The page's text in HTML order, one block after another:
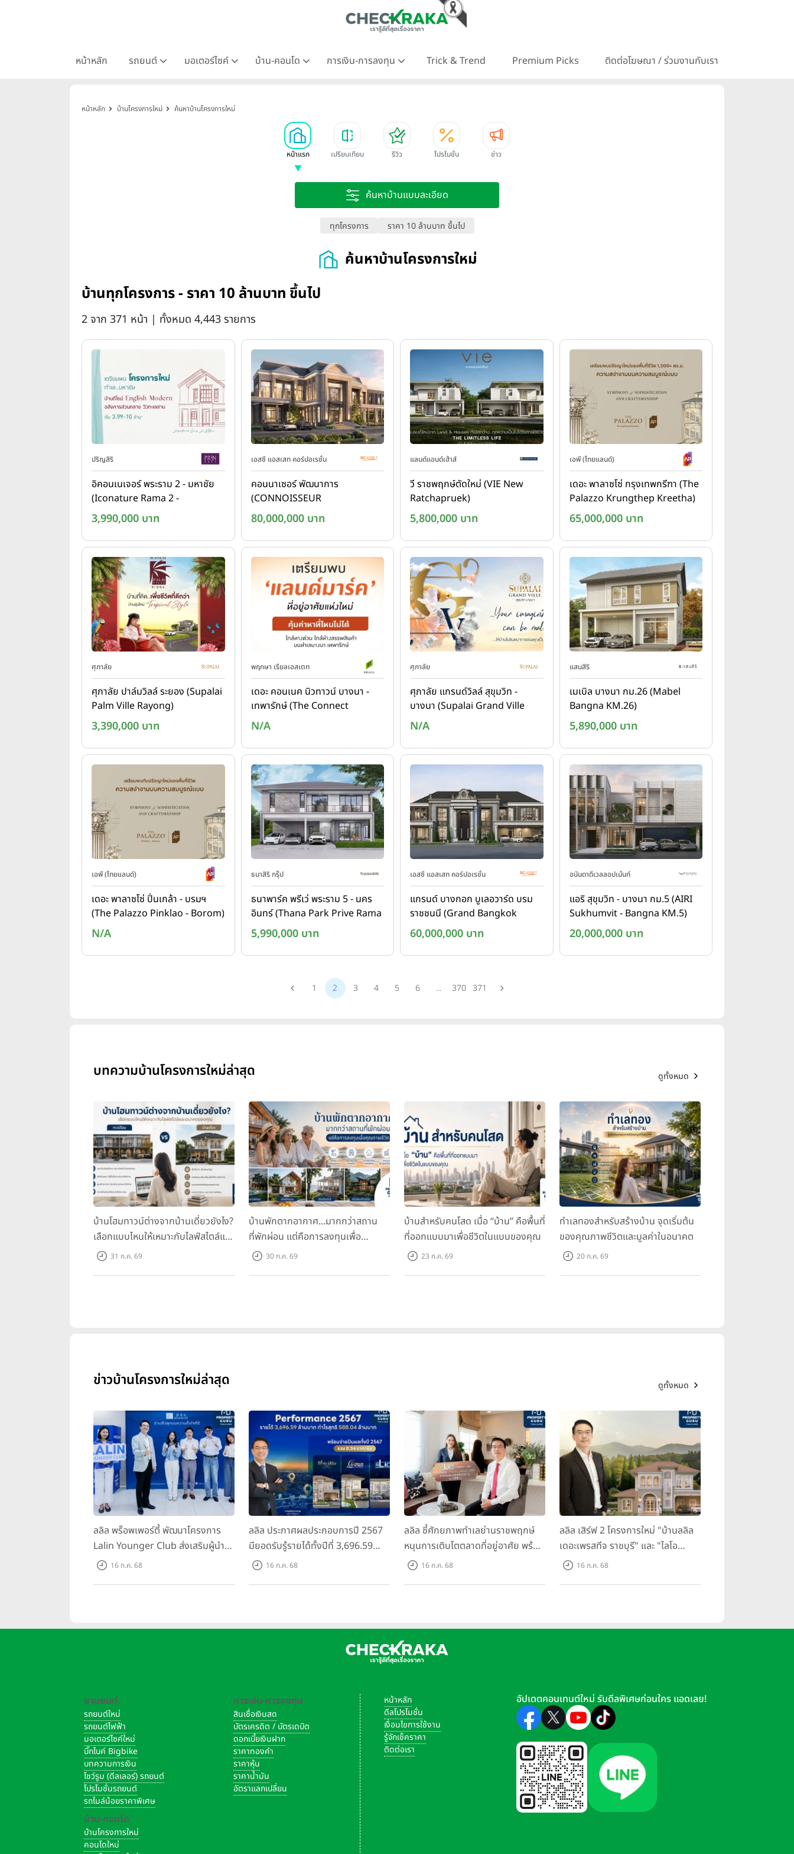
หน้าหลัก รถยนต์ มอเตอร์ไซค์ บ้าน-คอนโด การเงิน-การลงทุน Trick & Trend Premium Picks ติดต่อโฆษณา / ร่วมงานกับเรา
หน้าหลัก บ้านโครงการใหม่ ค้นหาบ้านโครงการใหม่
หน้าแรก เปรียบเทียบ รีวิว โปรโมชั่น ข่าว
ค้นหาบ้านแบบละเอียด
ทุกโครงการ ราคา 10 ล้านบาท ขึ้นไป
ค้นหาบ้านโครงการใหม่
บ้านทุกโครงการ - ราคา 10 ล้านบาท ขึ้นไป
2 จาก 371 หน้า | ทั้งหมด 4,443 รายการ
ปริญสิริ
อิคอนเนเจอร์ พระราม 2 - มหาชัย
(Iconature Rama 2 -
Mahachai)
3,990,000 บาท
เอสซี แอสเสท คอร์ปอเรชั่น
คอนนาเซอร์ พัฒนาการ
(CONNOISSEUR
Phatthanakan)
80,000,000 บาท
แลนด์แอนด์เฮ้าส์
วี ราชพฤกษ์ตัดใหม่ (VIE New
Ratchapruek)
5,800,000 บาท
เอพี (ไทยแลนด์)
เดอะ พาลาซโซ่ กรุงเทพกรีฑา (The
Palazzo Krungthep Kreetha)
65,000,000 บาท
ศุภาลัย
ศุภาลัย ปาล์มวิลล์ ระยอง (Supalai
Palm Ville Rayong)
3,390,000 บาท
พฤกษา เรียลเอสเตท
เดอะ คอนเนค นิวทาวน์ บางนา -
เทพารักษ์ (The Connect
Neutown Bangna -
Thepharak)
N/A
ศุภาลัย
ศุภาลัย แกรนด์วิลล์ สุขุมวิท -
บางนา (Supalai Grand Ville
Sukhumvit - Bangna)
N/A
แสนสิริ
เมเบิล บางนา กม.26 (Mabel
Bangna KM.26)
5,890,000 บาท
เอพี (ไทยแลนด์)
เดอะ พาลาซโซ่ ปิ่นเกล้า - บรมฯ
(The Palazzo Pinklao - Borom)
N/A
ธนาสิริ กรุ๊ป
ธนาพาร์ค พรีเว่ พระราม 5 - นคร
อินทร์ (Thana Park Prive Rama
5 - Nakhon In)
5,990,000 บาท
เอสซี แอสเสท คอร์ปอเรชั่น
แกรนด์ บางกอก บูเลอวาร์ด บรม
ราชชนนี (Grand Bangkok
Boulevard
Borommaratchachonnani)
60,000,000 บาท
อนันดาดีเวลลอปเม้นท์
แอริ สุขุมวิท - บางนา กม.5 (AIRI
Sukhumvit - Bangna KM.5)
20,000,000 บาท
1 2 3 4 5 6 ... 370 371
บทความบ้านโครงการใหม่ล่าสุด ดูทั้งหมด
บ้านโฮมทาวน์ต่างจากบ้านเดี่ยวยังไง?
เลือกแบบไหนให้เหมาะกับไลฟ์สไตล์และ
อนาคตของคุณ
31 ก.ค. 69
บ้านพักตากอากาศ...มากกว่าสถาน
ที่พักผ่อน แต่คือการลงทุนเพื่อ
คุณภาพชีวิต
30 ก.ค. 69
บ้านสำหรับคนโสด เมื่อ “บ้าน” คือพื้นที่
ที่ออกแบบมาเพื่อชีวิตในแบบของคุณ
23 ก.ค. 69
ทำเลทองสำหรับสร้างบ้าน จุดเริ่มต้น
ของคุณภาพชีวิตและมูลค่าในอนาคต
20 ก.ค. 69
ข่าวบ้านโครงการใหม่ล่าสุด ดูทั้งหมด
ลลิล พร็อพเพอร์ตี้ พัฒนาโครงการ
Lalin Younger Club ส่งเสริมผู้นำ
รุ่นใหม่ พัฒนาองค์กรสู่อนาคต
16 ก.ค. 68
ลลิล ประกาศผลประกอบการปี 2567
มียอดรับรู้รายได้ทั้งปีที่ 3,696.59
ล้านบาท กำไรสุทธิ 588.04 ล้านบาท
16 ก.ค. 68
ลลิล ชี้ศักยภาพทำเลย่านราชพฤกษ์
หนุนการเติบโตตลาดที่อยู่อาศัย พร้อม
เปิดตัวโครงการใหม่ "ไลโอ
16 ก.ค. 68
ลลิล เสิร์ฟ 2 โครงการใหม่ "บ้านลลิล
เดอะเพรสทีจ ราชบุรี" และ "ไลโอ
ราชบุรี" บ้าน และทาวน์โฮมสไตล์
16 ก.ค. 68
ยานยนต์
รถยนต์ใหม่
รถยนต์ไฟฟ้า
มอเตอร์ไซค์ใหม่
บิ๊กไบค์ Bigbike
บทความการเงิน
โชว์รูม (ดีลเลอร์) รถยนต์
โปรโมชั่นรถยนต์
รถไมล์น้อยราคาพิเศษ
บ้าน-คอนโด
บ้านโครงการใหม่
คอนโดใหม่
การเงิน-การลงทุน
สินเชื่อเงินสด
บัตรเครดิต / บัตรเดบิต
ดอกเบี้ยเงินฝาก
ราคาทองคำ
ราคาหุ้น
ราคาน้ำมัน
อัตราแลกเปลี่ยน
หน้าหลัก
ดีลโปรโมชั่น
เงื่อนไขการใช้งาน
รู้จักเช็คราคา
ติดต่อเรา
อัปเดตคอนเทนต์ใหม่ รับดีลพิเศษก่อนใคร แอดเลย!